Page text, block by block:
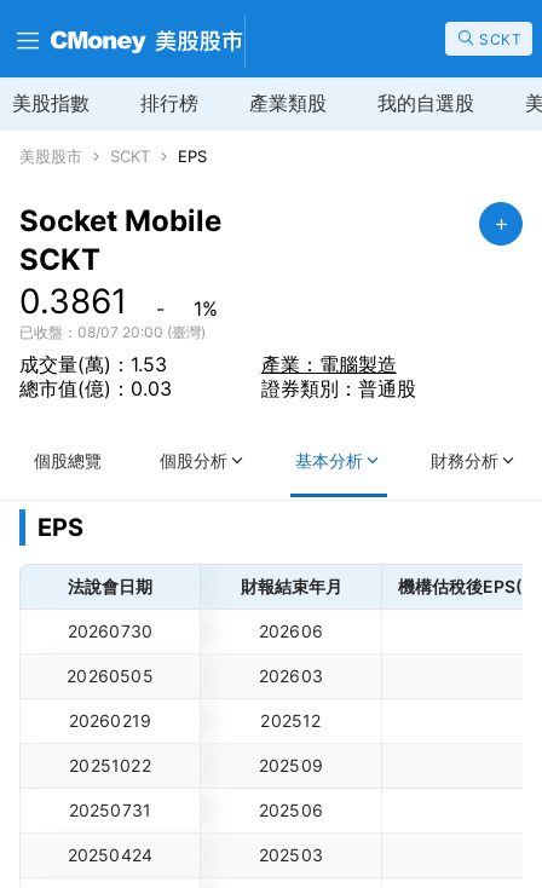
SCKT
美股指數 排行榜 產業類股 我的自選股
美股股市 SCKT EPS
Socket Mobile
SCKT
0.3861 - 1%
已收盤：08/07 20:00 (臺灣)
成交量(萬)：1.53
總市值(億)：0.03
產業：電腦製造
證券類別：普通股
個股總覽 個股分析 基本分析 財務分析
EPS
法說會日期 財報結束年月 機構估稅後EPS(
20260730 202606
20260505 202603
20260219 202512
20251022 202509
20250731 202506
20250424 202503